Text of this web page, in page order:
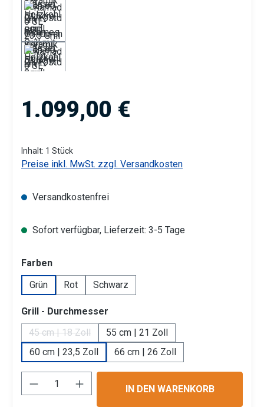
Regulärer Preis:
1.099,00 €
Inhalt: 1 Stück
Preise inkl. MwSt. zzgl. Versandkosten
Versandkostenfrei
Sofort verfügbar, Lieferzeit: 3-5 Tage
Farbenauswählen
Grün
Rot Schwarz
Grill - Durchmesser
45 cm | 18 Zoll
(Diese Option ist zurzeit nicht verfügbar.)
55 cm | 21 Zoll
60 cm | 23,5 Zoll
66 cm | 26 Zoll
Produkt Anzahl: Gib den gewünschten
IN DEN WARENKORB